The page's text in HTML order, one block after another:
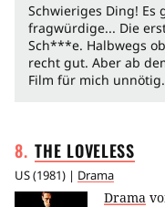
Schwieriges Ding!
fragwürdige... Die
Sch***e. Halbwegs
recht gut. Aber ab
Film für mich unnötig.
8. THE LOVELESS
US(1981) | Drama
Drama